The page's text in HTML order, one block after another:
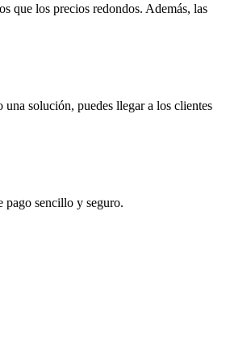
que los precios redondos. Además, las
solución, puedes llegar a los clientes
pago sencillo y seguro.